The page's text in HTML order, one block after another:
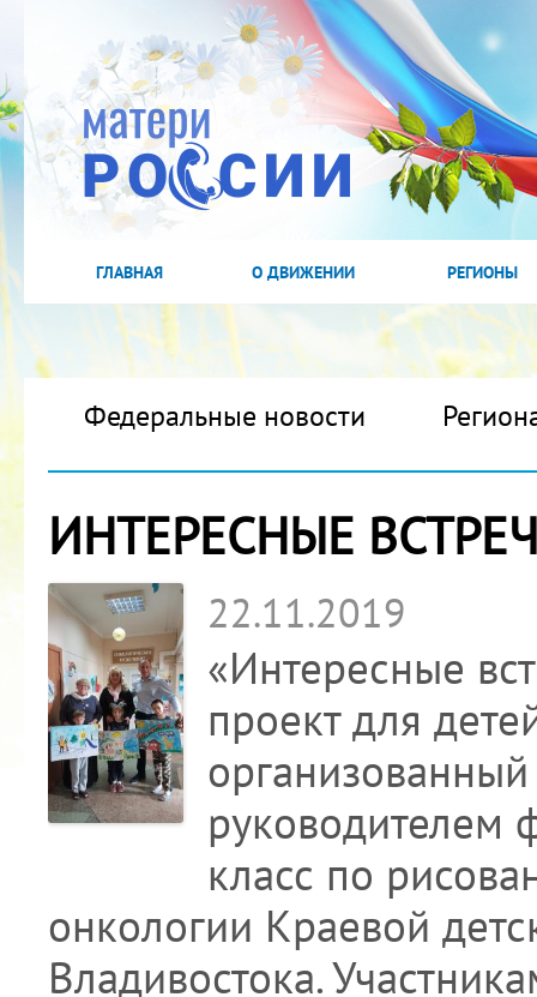
ГЛАВНАЯ О ДВИЖЕНИИ РЕГИОНЫ
Федеральные новости
ИНТЕРЕСНЫЕ
22.11.2019
«Интересные
проект для
руководителем
класс по
онкологии Краевой
Владивостока.